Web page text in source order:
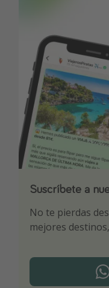
Suscríbete a
No te pierdas
mejores
Descarga
Sé el primero en
¡Suscríbete a
¡Recibe las
ti por nuestros